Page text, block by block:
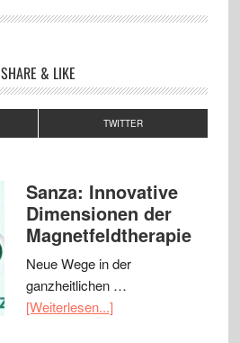
SHARE & LIKE
TWITTER
Sanza: Innovative
Dimensionen der
Magnetfeldtherapie
Neue Wege in der
ganzheitlichen …
[Weiterlesen...]